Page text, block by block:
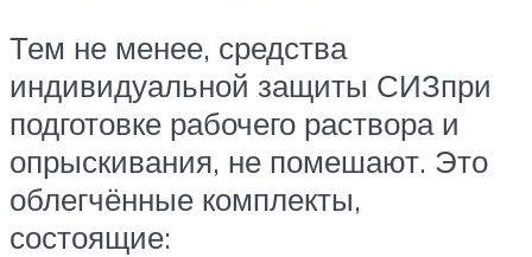
Тем не менее, средства
индивидуальной защиты СИЗпри
подготовке рабочего раствора и
опрыскивания, не помешают. Это
облегчённые комплекты,
состоящие: